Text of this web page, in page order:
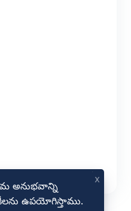
అనుభవాన్ని
ఉపయోగిస్తాము.
x